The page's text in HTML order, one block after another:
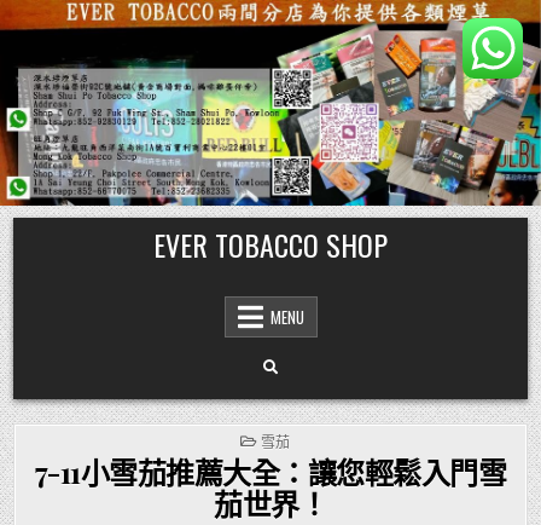
Skip
to
content
EVER TOBACCO SHOP
MENU
POSTED
IN
雪茄
7-11小雪茄推薦大全：讓您輕鬆入門雪
茄世界！